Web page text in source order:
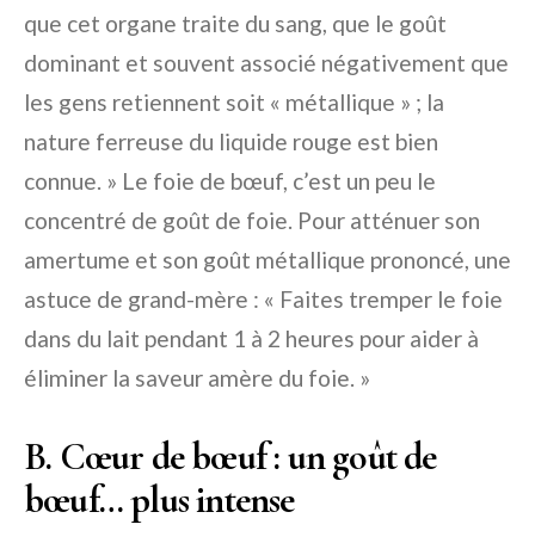
que cet organe traite du sang, que le goût
dominant et souvent associé négativement que
les gens retiennent soit « métallique » ; la
nature ferreuse du liquide rouge est bien
connue. » Le foie de bœuf, c’est un peu le
concentré de goût de foie. Pour atténuer son
amertume et son goût métallique prononcé, une
astuce de grand-mère : « Faites tremper le foie
dans du lait pendant 1 à 2 heures pour aider à
éliminer la saveur amère du foie. »
B. Cœur de bœuf : un goût de
bœuf… plus intense